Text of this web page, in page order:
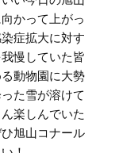
かって上がっ
症拡大に対す
慢していた皆
動物園に大勢
た雪が溶けて
楽しんでいた
旭山コナール